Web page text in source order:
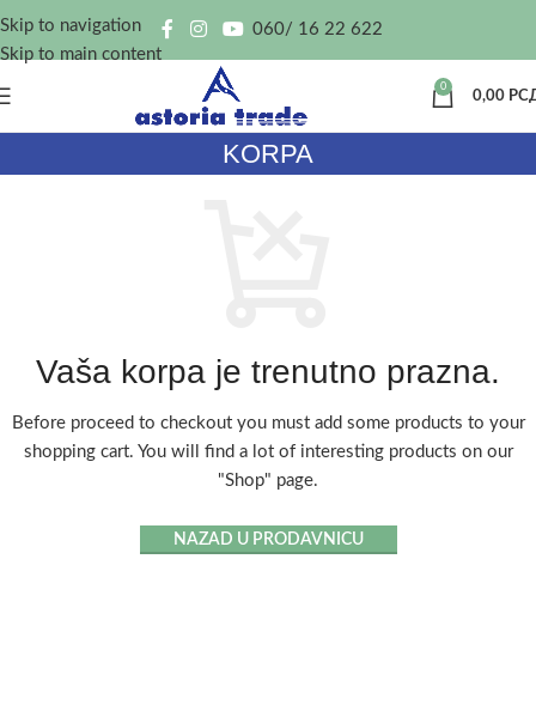
Skip to navigation
Skip to main content
060/ 16 22 622
0
0,00
KORPA
Vaša korpa je trenutno prazna.
Before proceed to checkout you must add some products to your
shopping cart. You will find a lot of interesting products on our
"Shop" page.
NAZAD U PRODAVNICU